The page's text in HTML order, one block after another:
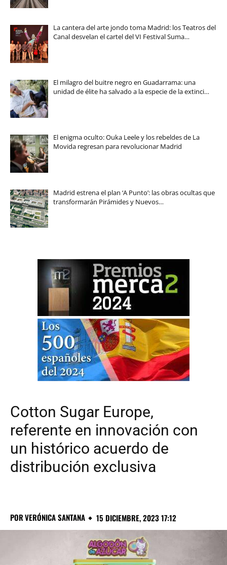
La cantera del arte jondo toma Madrid: los Teatros del
Canal desvelan el cartel del VI Festival Suma…
El milagro del buitre negro en Guadarrama: una
unidad de élite ha salvado a la especie de la extinci…
El enigma oculto: Ouka Leele y los rebeldes de La
Movida regresan para revolucionar Madrid
Madrid estrena el plan ‘A Punto’: las obras ocultas que
transformarán Pirámides y Nuevos…
Cotton Sugar Europe,
referente en innovación con
un histórico acuerdo de
distribución exclusiva
PORVERÓNICA SANTANA 15 DICIEMBRE, 2023 17:12